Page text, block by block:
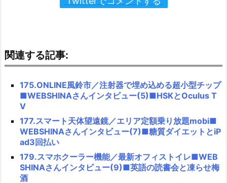
関連する記事:
175.ONLINE風鈴市／注射器で埋め込める超小型チップ
■WEBSHINAさんインタビュー(5)■HSKとOculus T
V
177.スマート天体望遠鏡／エリア定額乗り放題mobi■
WEBSHINAさんインタビュー(7)■糖質ダイエットとiP
ad3回払い
179.スマホクーラー機能／最新オフィストイレ■WEB
SHINAさんインタビュー(9)■英語の読書会と凍らせ梅
酒